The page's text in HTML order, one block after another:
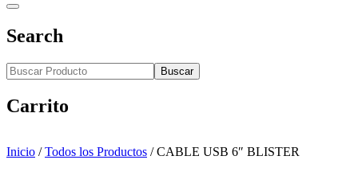
Search
Buscar
Carrito
Inicio / Todos los Productos /CABLE USB 6″ BLISTER